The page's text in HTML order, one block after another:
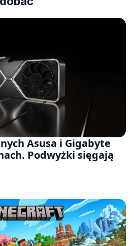
Asusa i Gigabyte
Podwyżki sięgają